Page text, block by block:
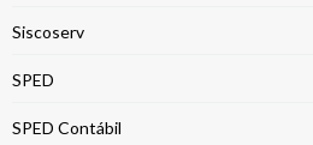
Siscoserv
SPED
SPED Contábil